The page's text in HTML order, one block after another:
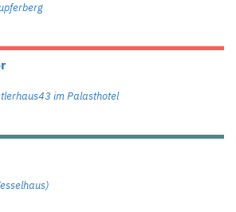
im Palasthotel